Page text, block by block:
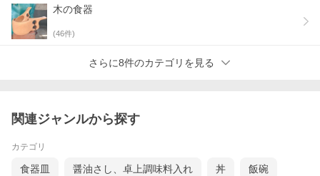
木の食器
(46件)
さらに8件のカテゴリを見る
関連ジャンルから探す
カテゴリ
食器皿 醤油さし、卓上調味料入れ 丼 飯碗